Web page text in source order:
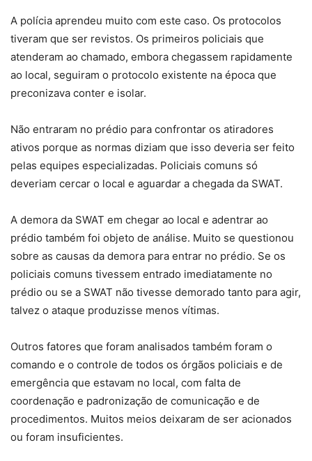
A polícia aprendeu muito com este caso. Os protocolos
tiveram que ser revistos. Os primeiros policiais que
atenderam ao chamado, embora chegassem rapidamente
ao local, seguiram o protocolo existente na época que
preconizava conter e isolar.
Não entraram no prédio para confrontar os atiradores
ativos porque as normas diziam que isso deveria ser feito
pelas equipes especializadas. Policiais comuns só
deveriam cercar o local e aguardar a chegada da SWAT.
A demora da SWAT em chegar ao local e adentrar ao
prédio também foi objeto de análise. Muito se questionou
sobre as causas da demora para entrar no prédio. Se os
policiais comuns tivessem entrado imediatamente no
prédio ou se a SWAT não tivesse demorado tanto para agir,
talvez o ataque produzisse menos vítimas.
Outros fatores que foram analisados também foram o
comando e o controle de todos os órgãos policiais e de
emergência que estavam no local, com falta de
coordenação e padronização de comunicação e de
procedimentos. Muitos meios deixaram de ser acionados
ou foram insuficientes.